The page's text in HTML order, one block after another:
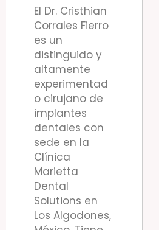
El Dr. Cristhian
Corrales Fierro
es un
distinguido y
altamente
experimentad
o cirujano de
implantes
dentales con
sede en la
Clínica
Marietta
Dental
Solutions en
Los Algodones,